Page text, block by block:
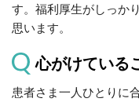
す。福利厚生がしっか
思います。
心がけている
患者さま一人ひとりに